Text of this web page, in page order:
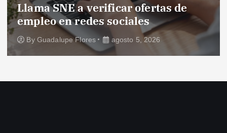
Llama SNE a verificar ofertas de
empleo en redes sociales
By Guadalupe Flores agosto 5, 2026